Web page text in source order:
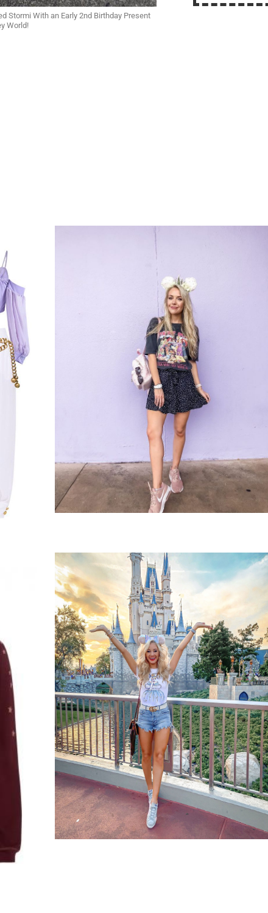
Stormi With an Early 2nd Birthday Present
World!